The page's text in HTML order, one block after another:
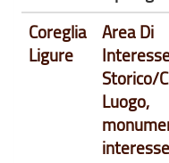
Coreglia
Ligure
Area Di
Storico/
Luogo,
interesse